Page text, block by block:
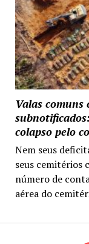
Valas comuns
colapso pelo
Nem seus
seus cemitérios
número de
aérea do